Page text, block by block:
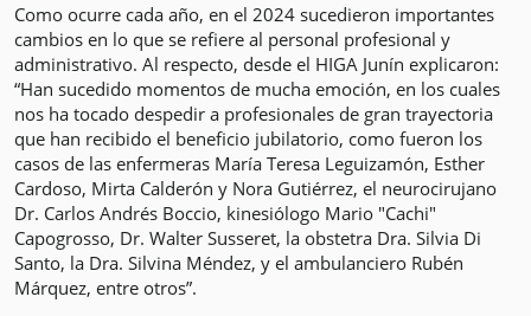
Como ocurre cada año, en el 2024 sucedieron importantes
cambios en lo que se refiere al personal profesional y
administrativo. Al respecto, desde el HIGA Junín explicaron:
“Han sucedido momentos de mucha emoción, en los cuales
nos ha tocado despedir a profesionales de gran trayectoria
que han recibido el beneficio jubilatorio, como fueron los
casos de las enfermeras María Teresa Leguizamón, Esther
Cardoso, Mirta Calderón y Nora Gutiérrez, el neurocirujano
Dr. Carlos Andrés Boccio, kinesiólogo Mario "Cachi"
Capogrosso, Dr. Walter Susseret, la obstetra Dra. Silvia Di
Santo, la Dra. Silvina Méndez, y el ambulanciero Rubén
Márquez, entre otros”.